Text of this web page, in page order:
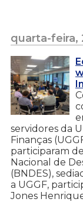
quarta-feira,
servidores da
Finanças
participaram
Nacional de
(BNDES),
a UGGF,
Jones